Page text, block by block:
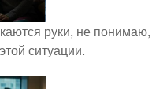
руки, не понимаю,
ситуации.